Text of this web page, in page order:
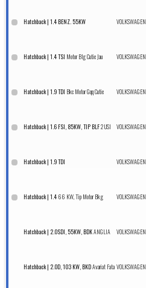
Hatchback | 1.4 BENZ. 55KW VOLKSWAGEN
Hatchback | 1.4 TSI Motor Blg Cutie Jau VOLKSWAGEN
Hatchback | 1.9 TDI Bkc Motor Gqq Cutie VOLKSWAGEN
Hatchback | 1.6 FSI, 85KW, TIP BLF2 USI VOLKSWAGEN
Hatchback | 1.9 TDI VOLKSWAGEN
Hatchback | 1.4 66 KW, Tip Motor Bkg VOLKSWAGEN
Hatchback | 2.0SDI, 55KW, BDKANGLIA VOLKSWAGEN
Hatchback | 2.0D, 103 KW, BKDAvariat Fata VOLKSWAGEN